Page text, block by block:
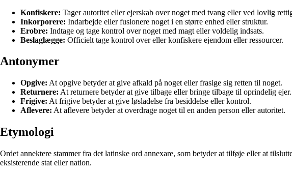
Konfiskere: Tager autoritet eller ejerskab over noget med tvang eller ved lovlig
Inkorporere: Indarbejde eller fusionere noget i en større enhed eller struktur.
Erobre: Indtage og tage kontrol over noget med magt eller voldelig indsats.
Beslaglægge: Officielt tage kontrol over eller konfiskere ejendom eller ressourcer.
Antonymer
Opgive: At opgive betyder at give afkald på noget eller frasige sig retten til noget.
Returnere: At returnere betyder at give tilbage eller bringe tilbage til oprindelig ejer.
Frigive: At frigive betyder at give løsladelse fra besiddelse eller kontrol.
Aflevere: At aflevere betyder at overdrage noget til en anden person eller autoritet.
Etymologi
Ordet annektere stammer fra det latinske ord annexare, som betyder at tilføje eller at
eksisterende stat eller nation.